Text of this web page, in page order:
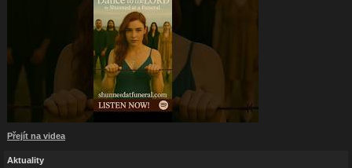
Přejít na videa
Aktuality